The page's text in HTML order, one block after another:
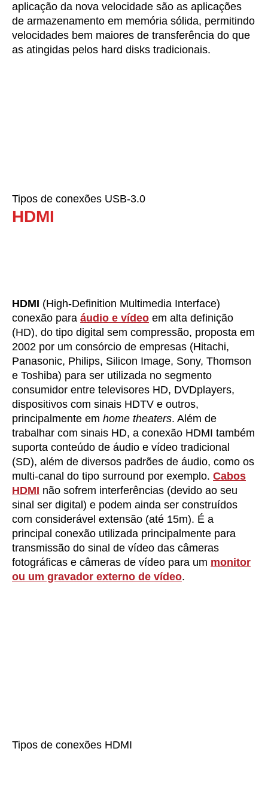
aplicação da nova velocidade são as aplicações
de armazenamento em memória sólida, permitindo
velocidades bem maiores de transferência do que
as atingidas pelos hard disks tradicionais.
Tipos de conexões USB-3.0
HDMI
HDMI (High-Definition Multimedia Interface)
conexão para áudio e vídeo em alta definição
(HD), do tipo digital sem compressão, proposta em
2002 por um consórcio de empresas (Hitachi,
Panasonic, Philips, Silicon Image, Sony, Thomson
e Toshiba) para ser utilizada no segmento
consumidor entre televisores HD, DVDplayers,
dispositivos com sinais HDTV e outros,
principalmente em home theaters. Além de
trabalhar com sinais HD, a conexão HDMI também
suporta conteúdo de áudio e vídeo tradicional
(SD), além de diversos padrões de áudio, como os
multi-canal do tipo surround por exemplo. Cabos
HDMI não sofrem interferências (devido ao seu
sinal ser digital) e podem ainda ser construídos
com considerável extensão (até 15m). É a
principal conexão utilizada principalmente para
transmissão do sinal de vídeo das câmeras
fotográficas e câmeras de vídeo para um monitor
ou um gravador externo de vídeo.
Tipos de conexões HDMI